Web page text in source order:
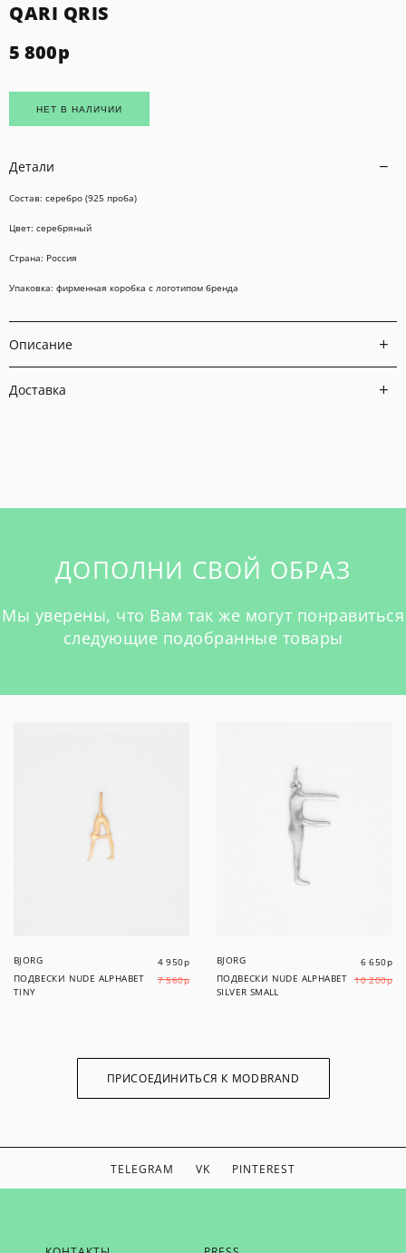
QARI QRIS
5 800р
НЕТ В НАЛИЧИИ
Детали
Состав: серебро (925 проба)
Цвет: серебряный
Страна: Россия
Упаковка: фирменная коробка с логотипом бренда
Описание
Доставка
ДОПОЛНИ СВОЙ ОБРАЗ
Мы уверены, что Вам так же могут понравиться
следующие подобранные товары
BJORG 4 950р
ПОДВЕСКИ NUDE ALPHABET
TINY
7 560р
BJORG 6 650р
ПОДВЕСКИ NUDE ALPHABET
SILVER SMALL
10 200р
ПРИСОЕДИНИТЬСЯ К MODBRAND
TELEGRAM VK PINTEREST
ЕСЛИ ВЫ ХОТИТЕ БЫТЬ В КУРСЕ НАШИХ НОВОСТЕЙ,